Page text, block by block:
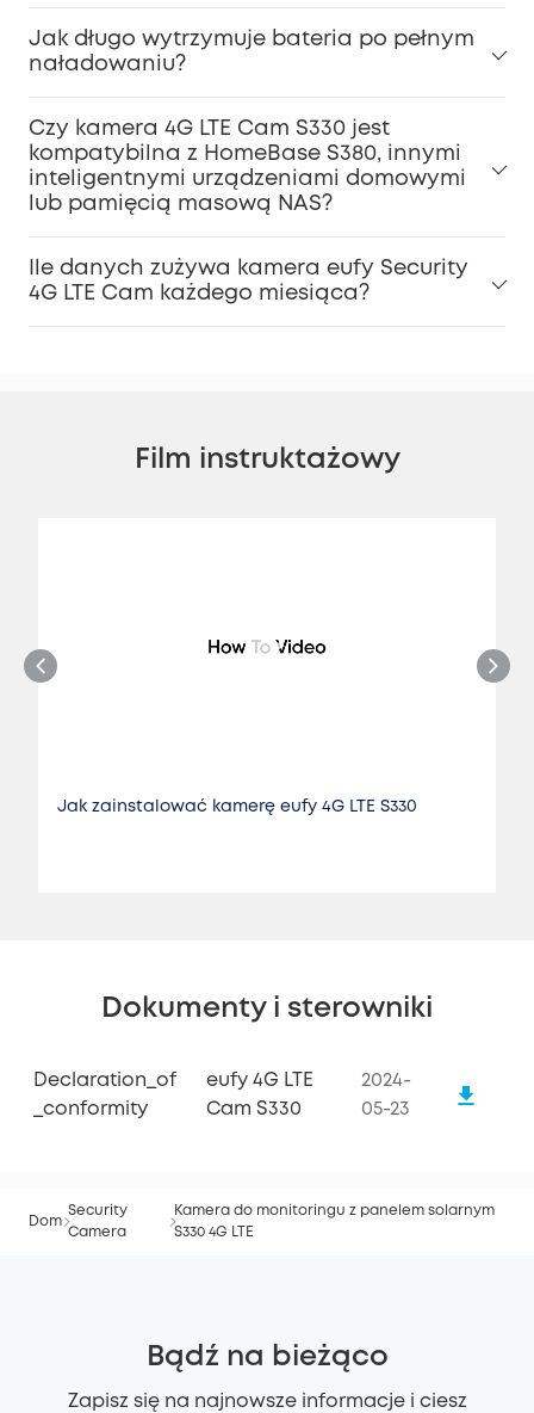
Jak długo wytrzymuje bateria po pełnym
naładowaniu?
Czy kamera 4G LTE Cam S330 jest
kompatybilna z HomeBase S380, innymi
inteligentnymi urządzeniami domowymi
lub pamięcią masową NAS?
Ile danych zużywa kamera eufy Security
4G LTE Cam każdego miesiąca?
Film instruktażowy
Jak zainstalować kamerę eufy 4G LTE S330
Dokumenty i sterowniki
Declaration_of
_conformity
eufy 4G LTE
Cam S330
2024-
05-23
Dom
Security
Camera
Kamera do monitoringu z panelem solarnym
S330 4G LTE
Bądź na bieżąco
Zapisz się na najnowsze informacje i ciesz